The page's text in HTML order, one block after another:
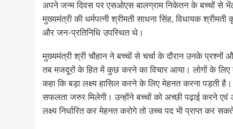
अपने जन्म दिवस पर एसओएस बालग्राम निकेतन के बच्चों से
मुख्यमंत्री की धर्मपत्नी श्रीमती साधना सिंह, विधायक
और जन-प्रतिनिधि उपस्थित थे।
मुख्यमंत्री श्री चौहान ने बच्चों से चर्चा के दौरान उनके प्रश्नों
तब मजदूरों के हित में कुछ करने का विचार आया। लोगों के
कहा कि बड़ा लक्ष्य हासिल करने के लिए मेहनत करना पड़ती
सफलता जरुर मिलेगी। उन्होंने बच्चों को अच्छी पढ़ाई करने
लक्ष्य निर्धारित कर मेहनत करोगे तो उच्च पद भी प्राप्त कर